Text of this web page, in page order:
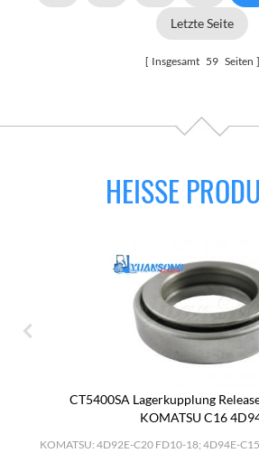
Letzte Seite
Insgesamt 59 Seiten
HEISSE
CT5400SA Lagerkupplung
KOMATSU C16
KOMATSU: 4D92E-C20 FD10-18; 4D94E-